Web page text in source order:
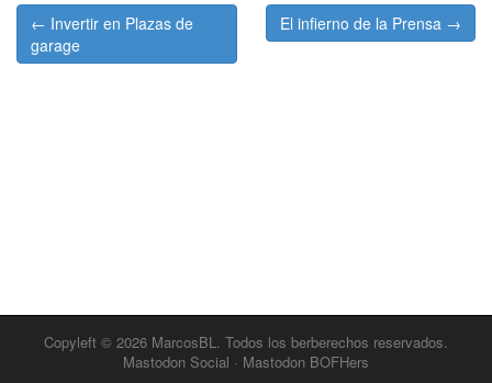
Post
navigation
← Invertir en Plazas de
garage
El infierno de la Prensa →
Copyleft © 2026 MarcosBL. Todos los berberechos reservados.
Mastodon Social · Mastodon BOFHers